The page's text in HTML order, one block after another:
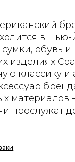
в
сумки, обувь
изделиях
классику и
материалов
прослужат